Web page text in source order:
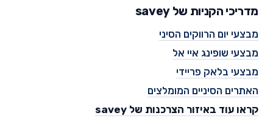
מדריכי הקניות של savey
מבצעי יום הרווקים הסיני
מבצעי שופינג איי אל
מבצעי בלאק פריידי
האתרים הסיניים המומלצים
קראו עוד באיזור הצרכנות של savey